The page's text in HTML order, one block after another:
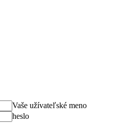
Vaše užívateľské meno
heslo